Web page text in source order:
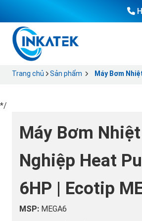
Trang chủ Sản phẩm Máy Bơm
*/
Máy Bơm
Nghiệp Heat
6HP | Ecotip
MSP: MEGA6